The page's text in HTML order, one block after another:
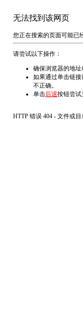
无法找到该网页
您正在搜索的页面可能已
请尝试以下操作：
确保浏览器的地址
如果通过单击链
不正确。
单击后退按钮尝试
HTTP 错误 404 - 文件或目